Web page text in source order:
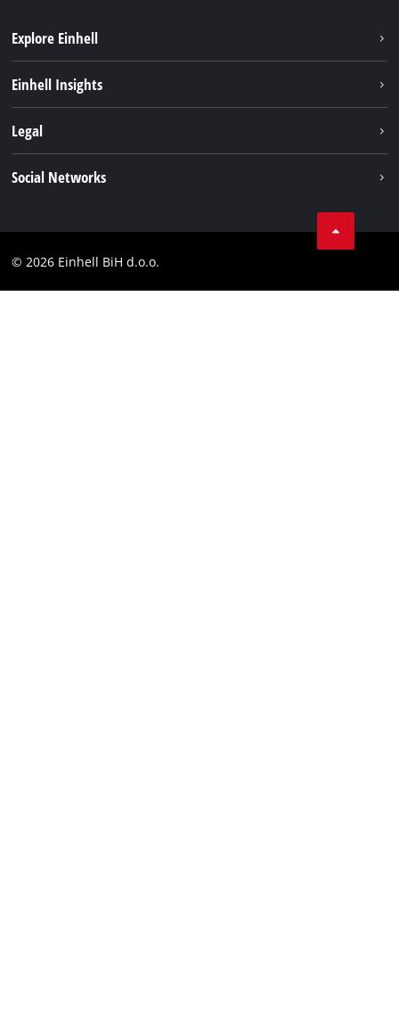
Explore Einhell
Usluge
Einhell Insights
Einhell globalno
Legal
Compliance
Social Networks
YouТube
© 2026 Einhell BiH d.o.o.